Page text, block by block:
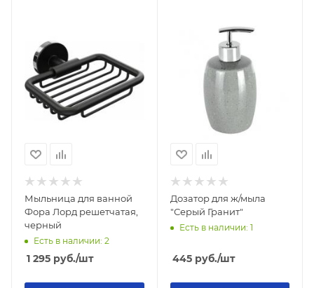
Мыльница для ванной
Фора Лорд решетчатая,
черный
Есть в наличии: 2
1 295 руб./шт
Дозатор для ж/мыла
"Серый Гранит"
Есть в наличии: 1
445руб./шт